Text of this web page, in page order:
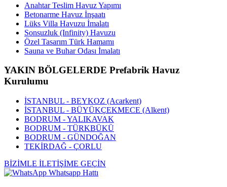
Anahtar Teslim Havuz Yapımı
Betonarme Havuz İnşaatı
Lüks Villa Havuzu İmalatı
Sonsuzluk (Infinity) Havuzu
Özel Tasarım Türk Hamamı
Sauna ve Buhar Odası İmalatı
YAKIN BÖLGELERDE Prefabrik Havuz
Kurulumu
İSTANBUL - BEYKOZ (Acarkent)
İSTANBUL - BÜYÜKÇEKMECE (Alkent)
BODRUM - YALIKAVAK
BODRUM - TÜRKBÜKÜ
BODRUM - GÜNDOĞAN
TEKİRDAĞ - ÇORLU
BİZİMLE İLETİŞİME GEÇİN
Whatsapp Hattı